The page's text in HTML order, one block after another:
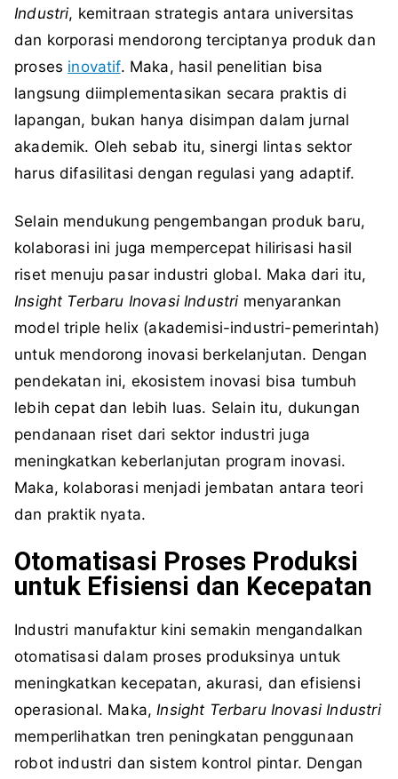
Industri, kemitraan strategis antara universitas
dan korporasi mendorong terciptanya produk dan
proses inovatif. Maka, hasil penelitian bisa
langsung diimplementasikan secara praktis di
lapangan, bukan hanya disimpan dalam jurnal
akademik. Oleh sebab itu, sinergi lintas sektor
harus difasilitasi dengan regulasi yang adaptif.
Selain mendukung pengembangan produk baru,
kolaborasi ini juga mempercepat hilirisasi hasil
riset menuju pasar industri global. Maka dari itu,
Insight Terbaru Inovasi Industrimenyarankan
model triple helix (akademisi-industri-pemerintah)
untuk mendorong inovasi berkelanjutan. Dengan
pendekatan ini, ekosistem inovasi bisa tumbuh
lebih cepat dan lebih luas. Selain itu, dukungan
pendanaan riset dari sektor industri juga
meningkatkan keberlanjutan program inovasi.
Maka, kolaborasi menjadi jembatan antara teori
dan praktik nyata.
Otomatisasi Proses Produksi
untuk Efisiensi dan Kecepatan
Industri manufaktur kini semakin mengandalkan
otomatisasi dalam proses produksinya untuk
meningkatkan kecepatan, akurasi, dan efisiensi
operasional. Maka, Insight Terbaru Inovasi Industri
memperlihatkan tren peningkatan penggunaan
robot industri dan sistem kontrol pintar. Dengan